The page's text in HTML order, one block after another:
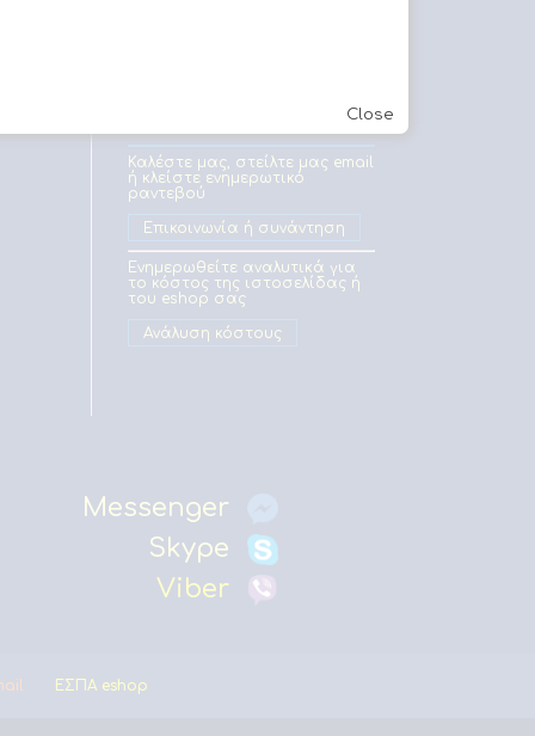
Καλέστε μας, στείλτε μας email
ή κλείστε ενημερωτικό
ραντεβού
Επικοινωνία ή συνάντηση
Ενημερωθείτε αναλυτικά για
το κόστος της ιστοσελίδας ή
του eshop σας
Ανάλυση κόστους
Messenger
Skype
Viber
ΕΣΠΑ eshop
Close